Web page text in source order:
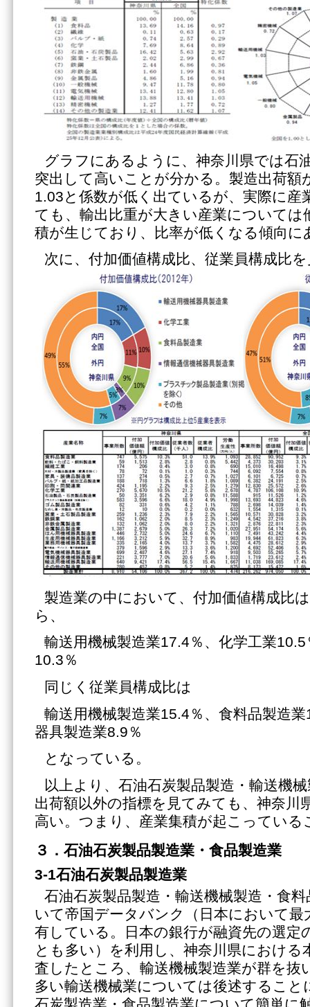
グラフにあるように、神奈川県では石
突出して高いことが分かる。製造出荷額
1.03と係数が低く出ているが、実際に産
ても、輸出比重が大きい産業については
積が生じており、比率が低くなる傾向に
次に、付加価値構成比、従業員構成比
製造業の中において、付加価値構成比
ら、
輸送用機械製造業17.4％、化学工業
10.3％
同じく従業員構成比は
輸送用機械製造業15.4％、食料品製造
器具製造業8.9％
となっている。
以上より、石油石炭製品製造・輸送機
出荷額以外の指標を見てみても、神奈川
高い。つまり、産業集積が起こっている
３．石油石炭製品製造業・食品製造業
3-1石油石炭製品製造業
石油石炭製品製造・輸送機械製造・食
いて帝国データバンク（日本において最
有している。日本の銀行が融資先の選定
とも多い）を利用し、神奈川県における
査したところ、輸送機械製造業が群を抜
多い輸送機械業については後述すること